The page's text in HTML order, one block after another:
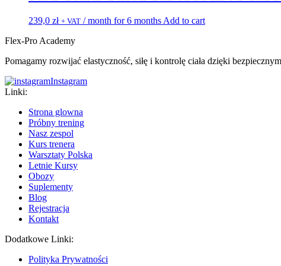
239,0 zł + VAT / month for 6 months Add to cart
Flex-Pro Academy
Pomagamy rozwijać elastyczność, siłę i kontrolę ciała dzięki
Instagram
Linki:
Strona glowna
Próbny trening
Nasz zespol
Kurs trenera
Warsztaty Polska
Letnie Kursy
Obozy
Suplementy
Blog
Rejestracja
Kontakt
Dodatkowe Linki:
Polityka Prywatności